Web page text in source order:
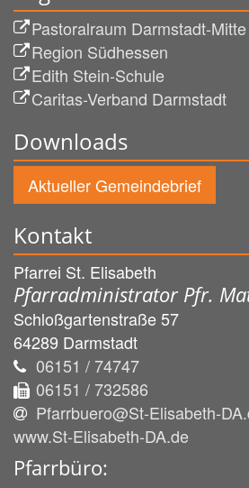
Pastoralraum Darmstadt-Mitte
Region Südhessen
Edith Stein-Schule
Caritas-Verband Darmstadt
Downloads
Aktueller Gemeindebrief
Kontakt
Pfarrei St. Elisabeth
Pfarradministrator Pfr.
Schloßgartenstraße 57
64289 Darmstadt
06151 / 74747
06151 / 732586
Pfarrbuero@St-Elisabeth-
www.St-Elisabeth-DA.de
Pfarrbüro: